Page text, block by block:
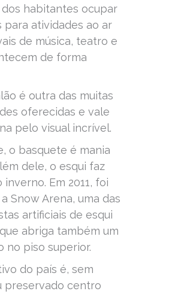
habitantes ocupar
para atividades ao ar
de música, teatro e
de forma
é outra das muitas
oferecidas e vale
pelo visual incrível.
o basquete é mania
dele, o esqui faz
inverno. Em 2011, foi
Snow Arena, uma das
artificiais de esqui
abriga também um
no piso superior.
do país é, sem
preservado centro